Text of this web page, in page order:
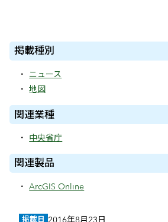
掲載種別
ニュース
地図
関連業種
中央省庁
関連製品
ArcGIS Online
掲載日 2016年8月23日